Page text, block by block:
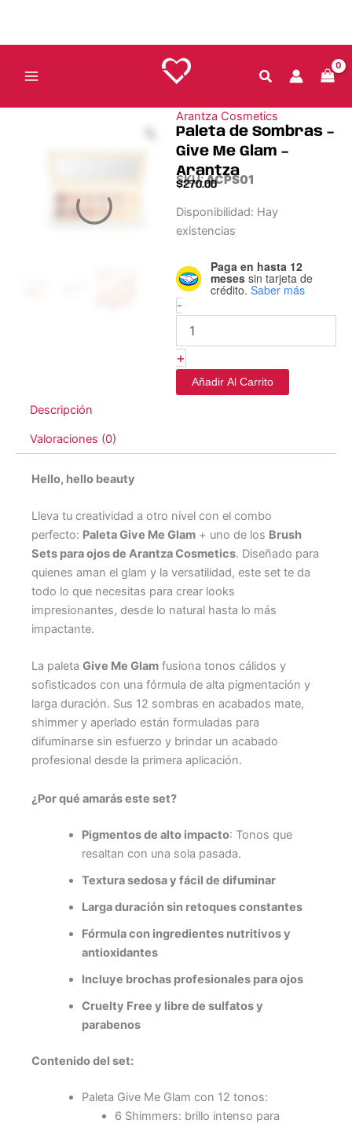
contenido
Arantza Cosmetics
Paleta de Sombras –
Give Me Glam –
Arantza
SKU:ACPS01
$270.00
Disponibilidad: Hay
existencias
Paga en hasta 12
meses sin tarjeta de
crédito. Saber más
-
Paleta
de
Give
Me
-
Arantza
cantidad
+
Añadir Al Carrito
Descripción
Valoraciones (0)
Hello, hello beauty
Lleva tu creatividad a otro nivel con el combo
perfecto: Paleta Give Me Glam + uno de los Brush
Sets para ojos de Arantza Cosmetics. Diseñado para
quienes aman el glam y la versatilidad, este set te da
todo lo que necesitas para crear looks
impresionantes, desde lo natural hasta lo más
impactante.
La paleta Give Me Glam fusiona tonos cálidos y
sofisticados con una fórmula de alta pigmentación y
larga duración. Sus 12 sombras en acabados mate,
shimmer y aperlado están formuladas para
difuminarse sin esfuerzo y brindar un acabado
profesional desde la primera aplicación.
¿Por qué amarás este set?
Pigmentos de alto impacto: Tonos que
resaltan con una sola pasada.
Textura sedosa y fácil de difuminar
Larga duración sin retoques constantes
Fórmula con ingredientes nutritivos y
antioxidantes
Incluye brochas profesionales para ojos
Cruelty Free y libre de sulfatos y
parabenos
Contenido del set:
Paleta Give Me Glam con 12 tonos:
6 Shimmers: brillo intenso para
Arantza
cantidad